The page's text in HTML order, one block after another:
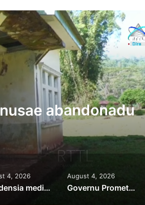
abandonadu
4, 2026
Rezidensia mediku iha Manusae abandonadu
August 4, 2026
Governu Promete Tau Prioridade ba Setór Minerais no Setór Produtivu